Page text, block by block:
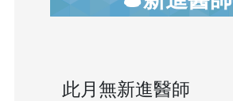
此月無新進醫師